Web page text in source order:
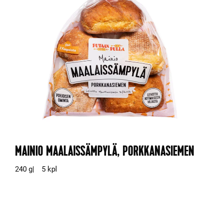
MAINIO MAALAISSÄMPYLÄ, PORKKANASIEMEN
240 g 5 kpl